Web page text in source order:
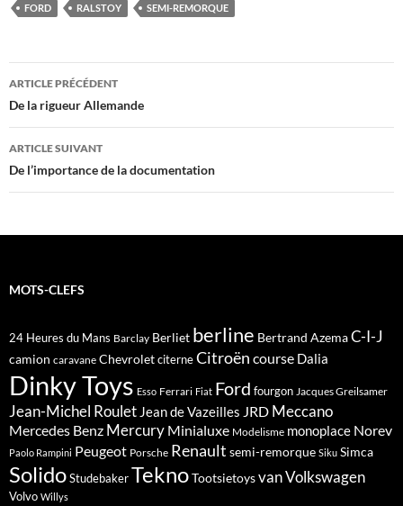
FORD RALSTOY SEMI-REMORQUE
Navigation
des
articles
ARTICLE PRÉCÉDENT
De la rigueur Allemande
ARTICLE SUIVANT
De l’importance de la documentation
MOTS-CLEFS
24 Heures du Mans Barclay Berliet berline Bertrand AzemaC-I-J
camion caravane ChevroletciterneCitroën course Dalia
Dinky Toys Esso Ferrari Fiat Ford fourgon Jacques Greilsamer
Jean-Michel Roulet Jean de Vazeilles JRD Meccano
Mercedes Benz Mercury Minialuxe Modelisme monoplace Norev
Paolo Rampini Peugeot Porsche Renault semi-remorque Siku Simca
SolidoStudebakerTeknoTootsietoysvanVolkswagen
Volvo Willys